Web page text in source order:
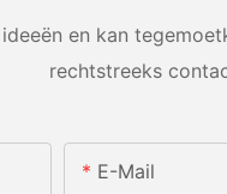
en kan
rechtstreeks
E-Mail